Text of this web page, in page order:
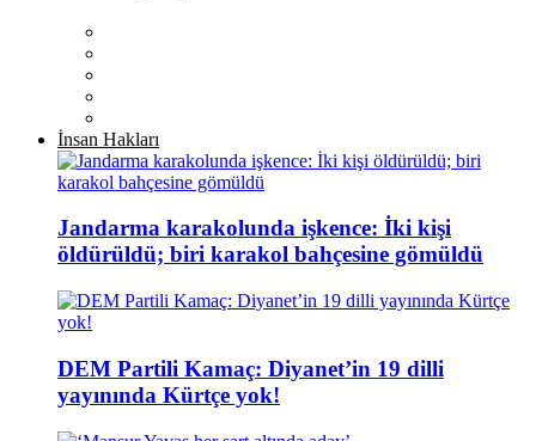
İnsan Hakları
Jandarma karakolunda işkence: İki kişi
öldürüldü; biri karakol bahçesine gömüldü
DEM Partili Kamaç: Diyanet’in 19 dilli
yayınında Kürtçe yok!